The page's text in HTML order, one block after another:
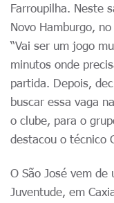
Farroupilha. Neste
Novo Hamburgo,
“Vai ser um jogo
minutos onde
partida. Depois,
buscar essa vaga
o clube, para o
destacou o técnico
O São José vem
Juventude, em